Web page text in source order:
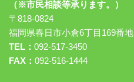
（※市民相談等承ります。）
〒818-0824
福岡県春日市小倉6丁目169番地
TEL： 092-517-3450
FAX： 092-516-1444